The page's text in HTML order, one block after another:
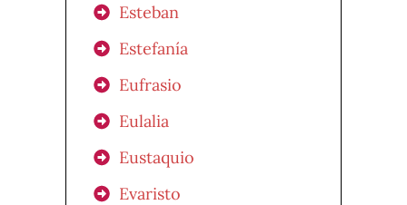
Esteban
Estefanía
Eufrasio
Eulalia
Eustaquio
Evaristo